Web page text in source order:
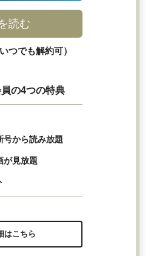
読む
つでも解約可）
の4つの特典
号から読み放題
が見放題
はこちら